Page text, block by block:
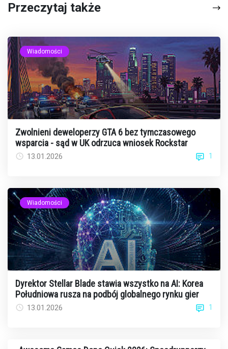
Przeczytaj także
Wiadomości
Zwolnieni deweloperzy GTA 6 bez tymczasowego
wsparcia - sąd w UK odrzuca wniosek Rockstar
13.01.2026 1
Wiadomości
Dyrektor Stellar Blade stawia wszystko na AI: Korea
Południowa rusza na podbój globalnego rynku gier
13.01.2026 1